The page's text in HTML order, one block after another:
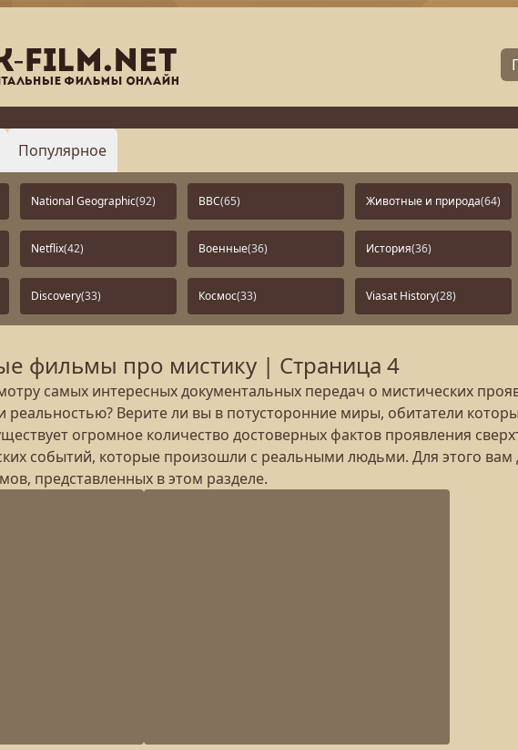
Популярное
National Geographic(92) BBC(65) Животные и природа(64)
Netflix(42) Военные(36) История(36)
Discovery(33) Космос(33) Viasat History(28)
фильмы про мистику | Страница 4
самых интересных документальных передач о мистических
реальностью? Верите ли вы в потусторонние миры, обитатели
огромное количество достоверных фактов проявления
событий, которые произошли с реальными людьми. Для этого
представленных в этом разделе.